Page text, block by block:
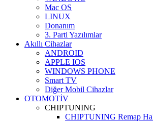
Mac OS
LINUX
Donanım
3. Parti Yazılımlar
Akıllı Cihazlar
ANDROID
APPLE IOS
WINDOWS PHONE
Smart TV
Diğer Mobil Cihazlar
OTOMOTİV
CHIPTUNING
CHIPTUNING Remap